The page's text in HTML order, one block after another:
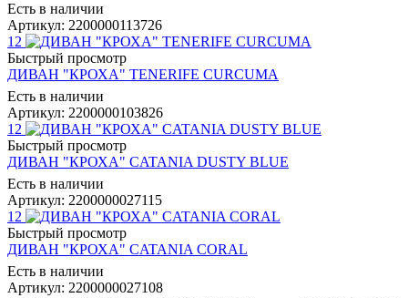
Есть в наличии
Артикул: 2200000113726
12
Быстрый просмотр
ДИВАН "КРОХА" TENERIFE CURCUMA
Есть в наличии
Артикул: 2200000103826
12
Быстрый просмотр
ДИВАН "КРОХА" CATANIA DUSTY BLUE
Есть в наличии
Артикул: 2200000027115
12
Быстрый просмотр
ДИВАН "КРОХА" CATANIA CORAL
Есть в наличии
Артикул: 2200000027108